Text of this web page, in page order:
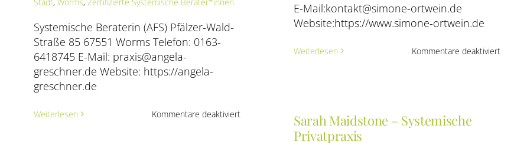
E-Mail:kontakt@simone-ortwein.de
Website:https://www.simone-ortwein.de
Weiterlesen Kommentare deaktiviertfür
Systemische Beraterin (AFS) Pfälzer-Wald-
Straße 85 67551 Worms Telefon: 0163-
6418745 E-Mail: praxis@angela-
greschner.de Website: https://angela-
greschner.de
Weiterlesen Kommentare deaktiviertfür
Sarah Maidstone – Systemische
Privatpraxis